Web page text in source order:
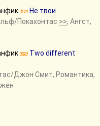
Не твои
Покахонтас >>, Ангст,
Two different
Джон Смит, Романтика,